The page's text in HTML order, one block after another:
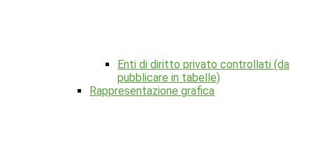
Enti di diritto privato controllati (da
pubblicare in tabelle)
Rappresentazione grafica